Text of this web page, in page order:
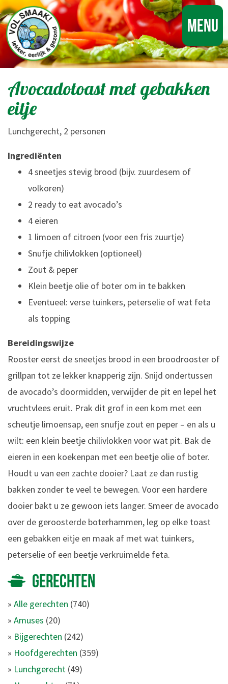
Menu
Avocadotoast met gebakken
eitje
Lunchgerecht, 2 personen
Ingrediënten
4 sneetjes stevig brood (bijv. zuurdesem of
volkoren)
2 ready to eat avocado’s
4 eieren
1 limoen of citroen (voor een fris zuurtje)
Snufje chilivlokken (optioneel)
Zout & peper
Klein beetje olie of boter om in te bakken
Eventueel: verse tuinkers, peterselie of wat feta
als topping
Bereidingswijze
Rooster eerst de sneetjes brood in een broodrooster of
grillpan tot ze lekker knapperig zijn. Snijd ondertussen
de avocado’s doormidden, verwijder de pit en lepel het
vruchtvlees eruit. Prak dit grof in een kom met een
scheutje limoensap, een snufje zout en peper – en als u
wilt: een klein beetje chilivlokken voor wat pit. Bak de
eieren in een koekenpan met een beetje olie of boter.
Houdt u van een zachte dooier? Laat ze dan rustig
bakken zonder te veel te bewegen. Voor een hardere
dooier bakt u ze gewoon iets langer. Smeer de avocado
over de geroosterde boterhammen, leg op elke toast
een gebakken eitje en maak af met wat tuinkers,
peterselie of een beetje verkruimelde feta.
GERECHTEN
» Alle gerechten (740)
» Amuses (20)
» Bijgerechten (242)
» Hoofdgerechten (359)
» Lunchgerecht (49)